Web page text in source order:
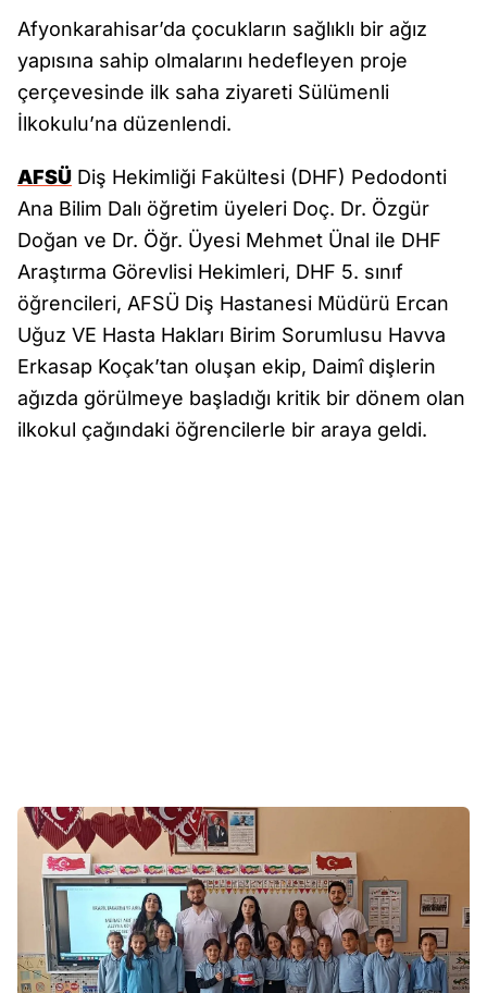
Afyonkarahisar’da çocukların sağlıklı bir ağız
yapısına sahip olmalarını hedefleyen proje
çerçevesinde ilk saha ziyareti Sülümenli
İlkokulu’na düzenlendi.
AFSÜ Diş Hekimliği Fakültesi (DHF) Pedodonti
Ana Bilim Dalı öğretim üyeleri Doç. Dr. Özgür
Doğan ve Dr. Öğr. Üyesi Mehmet Ünal ile DHF
Araştırma Görevlisi Hekimleri, DHF 5. sınıf
öğrencileri, AFSÜ Diş Hastanesi Müdürü Ercan
Uğuz VE Hasta Hakları Birim Sorumlusu Havva
Erkasap Koçak’tan oluşan ekip, Daimî dişlerin
ağızda görülmeye başladığı kritik bir dönem olan
ilkokul çağındaki öğrencilerle bir araya geldi.